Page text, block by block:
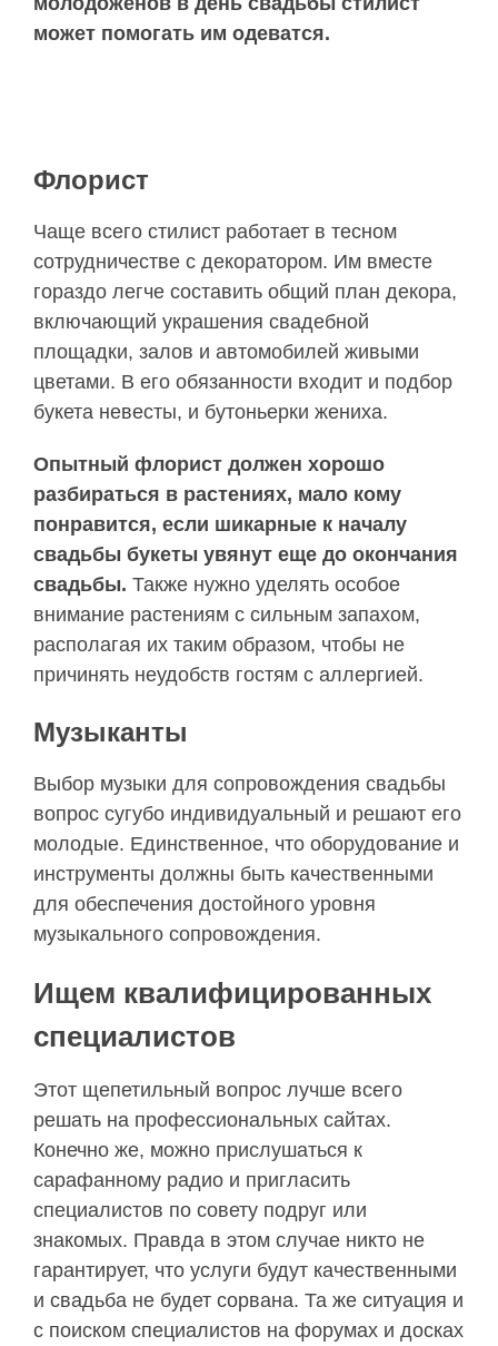
может помогать им одеватся.
Флорист
Чаще всего стилист работает в тесном
сотрудничестве с декоратором. Им вместе
гораздо легче составить общий план декора,
включающий украшения свадебной
площадки, залов и автомобилей живыми
цветами. В его обязанности входит и подбор
букета невесты, и бутоньерки жениха.
Опытный флорист должен хорошо
разбираться в растениях, мало кому
понравится, если шикарные к началу
свадьбы букеты увянут еще до окончания
свадьбы. Также нужно уделять особое
внимание растениям с сильным запахом,
располагая их таким образом, чтобы не
причинять неудобств гостям с аллергией.
Музыканты
Выбор музыки для сопровождения свадьбы
вопрос сугубо индивидуальный и решают его
молодые. Единственное, что оборудование и
инструменты должны быть качественными
для обеспечения достойного уровня
музыкального сопровождения.
Ищем квалифицированных
специалистов
Этот щепетильный вопрос лучше всего
решать на профессиональных сайтах.
Конечно же, можно прислушаться к
сарафанному радио и пригласить
специалистов по совету подруг или
знакомых. Правда в этом случае никто не
гарантирует, что услуги будут качественными
и свадьба не будет сорвана. Та же ситуация и
с поиском специалистов на форумах и досках